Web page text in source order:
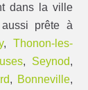
dans la ville
prête à
, Thonon-les-
, Seynod,
, Bonneville,